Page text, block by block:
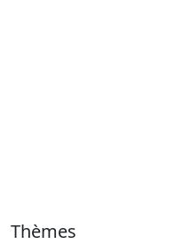
Thèmes